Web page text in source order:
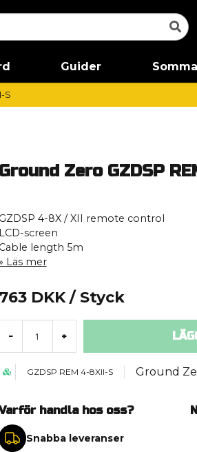
Guider
S
Ground Zero GZDSP
GZDSP 4-8X / XII remote control
LCD-screen
Cable length 5m
Läs mer
763 DKK / Styck
- +
GZDSP REM 4-8XII-S Ground
handla hos oss?
Snabba leveranser